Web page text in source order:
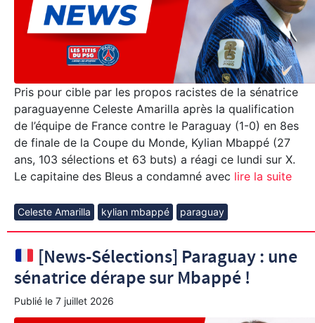
Pris pour cible par les propos racistes de la sénatrice
paraguayenne Celeste Amarilla après la qualification
de l’équipe de France contre le Paraguay (1-0) en 8es
de finale de la Coupe du Monde, Kylian Mbappé (27
ans, 103 sélections et 63 buts) a réagi ce lundi sur X.
Le capitaine des Bleus a condamné avec lire la suite
Celeste Amarilla kylian mbappé paraguay
[News-Sélections] Paraguay : une
sénatrice dérape sur Mbappé !
Publié le 7 juillet 2026